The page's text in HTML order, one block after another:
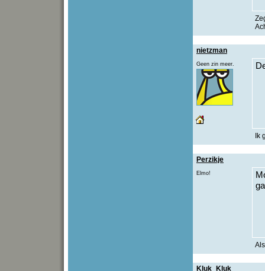
nietzman
Geen zin meer.
Ik
Perzikje
Elmo!
Kluk_Kluk